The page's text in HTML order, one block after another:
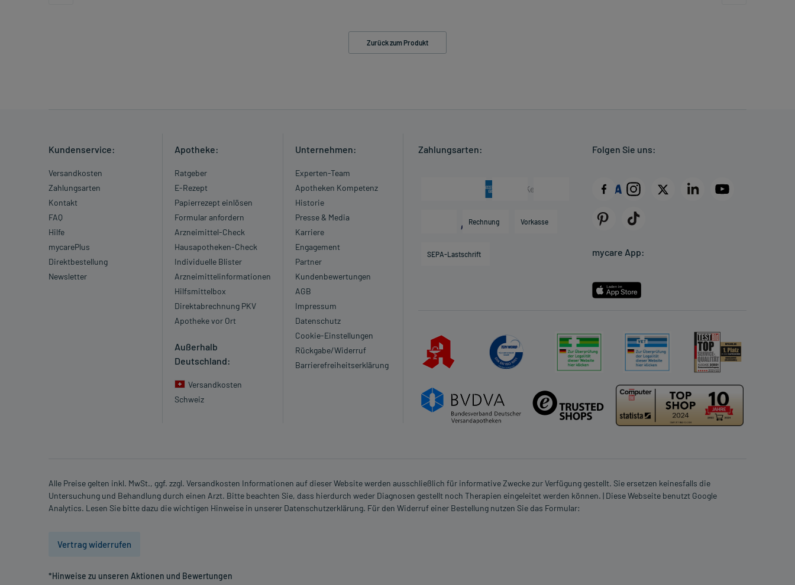
Zurück zum Produkt
Kundenservice:
Versandkosten
Zahlungsarten
Kontakt
FAQ
Hilfe
mycarePlus
Direktbestellung
Newsletter
Apotheke:
Ratgeber
E-Rezept
Papierrezept einlösen
Formular anfordern
Arzneimittel-Check
Hausapotheken-Check
Individuelle Blister
Arzneimittelinformationen
Hilfsmittelbox
Direktabrechnung PKV
Apotheke vor Ort
Außerhalb
Deutschland:
Versandkosten
Schweiz
Unternehmen:
Experten-Team
Apotheken Kompetenz
Historie
Presse & Media
Karriere
Engagement
Partner
Kundenbewertungen
AGB
Impressum
Datenschutz
Cookie-Einstellungen
Rückgabe/Widerruf
Barrierefreiheitserklärung
Zahlungsarten:
Rechnung Vorkasse
SEPA-Lastschrift
Folgen Sie uns:
mycare App:
Alle Preise gelten inkl. MwSt., ggf. zzgl. Versandkosten Informationen auf dieser Website werden ausschließlich für informative Zwecke zur Verfügung gestellt. Sie ersetzen keinesfalls die
Untersuchung und Behandlung durch einen Arzt. Bitte beachten Sie, dass hierdurch weder Diagnosen gestellt noch Therapien eingeleitet werden können. | Diese Webseite benutzt Google
Analytics. Lesen Sie bitte dazu die wichtigen Hinweise in unserer Datenschutzerklärung. Für den Widerruf einer Bestellung nutzen Sie das Formular:
Vertrag widerrufen
*Hinweise zu unseren Aktionen und Bewertungen